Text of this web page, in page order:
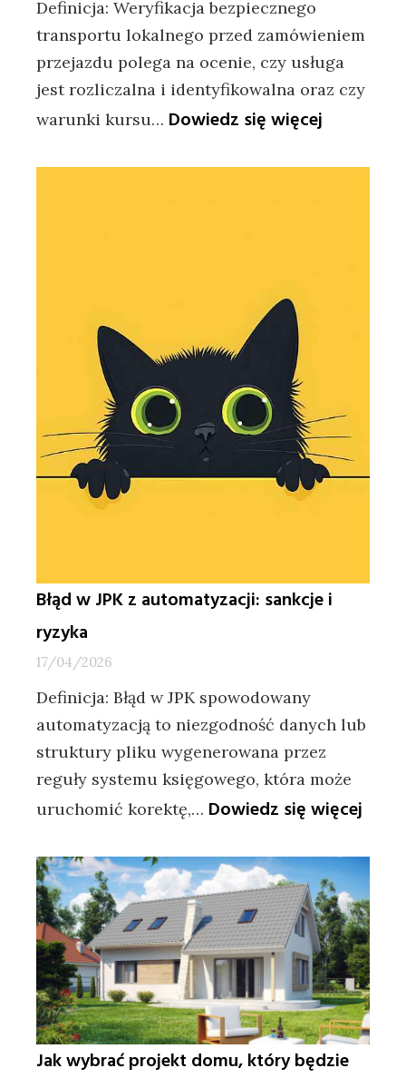
Definicja: Weryfikacja bezpiecznego
transportu lokalnego przed zamówieniem
przejazdu polega na ocenie, czy usługa
jest rozliczalna i identyfikowalna oraz czy
warunki kursu… Dowiedz się więcej
Błąd w JPK z automatyzacji: sankcje i
ryzyka
17/04/2026
Definicja: Błąd w JPK spowodowany
automatyzacją to niezgodność danych lub
struktury pliku wygenerowana przez
reguły systemu księgowego, która może
uruchomić korektę,… Dowiedz się więcej
JPK
z
i
Jak wybrać projekt domu, który będzie